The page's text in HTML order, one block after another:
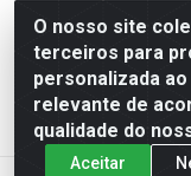
O nosso site
terceiros para
personalizada
relevante de
qualidade do
Aceitar
Atacadao da
Distribuicao
Industrial